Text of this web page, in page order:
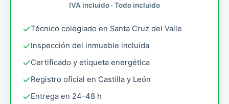
IVA incluido · Todo incluido
Técnico colegiado en Santa Cruz del Valle
Inspección del inmueble incluida
Certificado y etiqueta energética
Registro oficial en Castilla y León
Entrega en 24-48 h